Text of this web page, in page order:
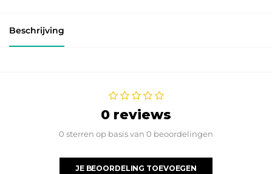
Beschrijving
0 reviews
0 sterren op basis van 0 beoordelingen
JE BEOORDELING TOEVOEGEN